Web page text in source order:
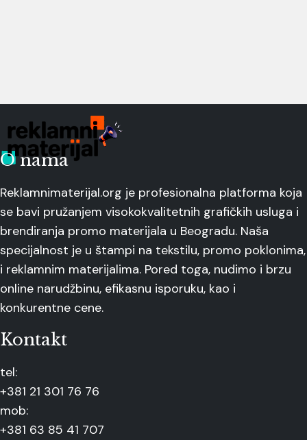
O nama
Reklamnimaterijal.org je profesionalna platforma koja
se bavi pružanjem visokokvalitetnih grafičkih usluga i
brendiranja promo materijala u Beogradu. Naša
specijalnost je u štampi na tekstilu, promo poklonima,
i reklamnim materijalima. Pored toga, nudimo i brzu
online narudžbinu, efikasnu isporuku, kao i
konkurentne cene.
Kontakt
tel:
+381 21 301 76 76
mob:
+381 63 85 41 707